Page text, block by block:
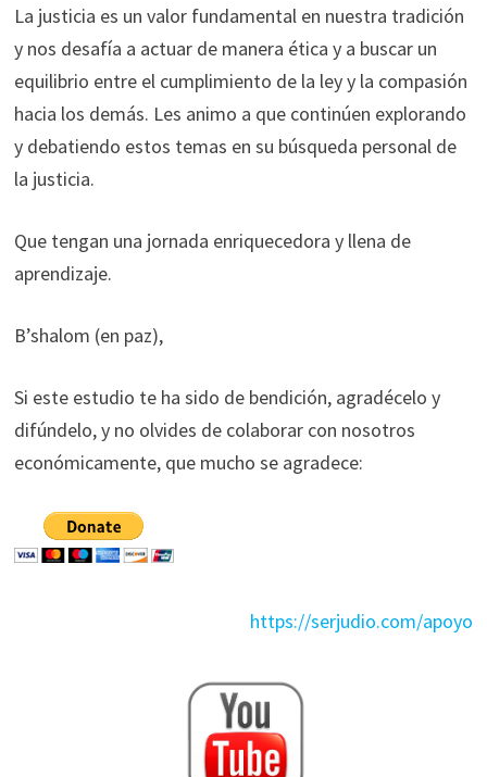
La justicia es un valor fundamental en nuestra tradición
y nos desafía a actuar de manera ética y a buscar un
equilibrio entre el cumplimiento de la ley y la compasión
hacia los demás. Les animo a que continúen explorando
y debatiendo estos temas en su búsqueda personal de
la justicia.
Que tengan una jornada enriquecedora y llena de
aprendizaje.
B’shalom (en paz),
Si este estudio te ha sido de bendición, agradécelo y
difúndelo, y no olvides de colaborar con nosotros
económicamente, que mucho se agradece:
https://serjudio.com/apoyo